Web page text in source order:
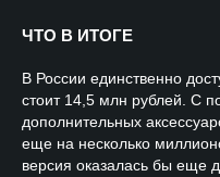
ЧТО В ИТОГЕ
В России единственно
стоит 14,5 млн рублей. С
дополнительных
еще на несколько
версия оказалась бы еще